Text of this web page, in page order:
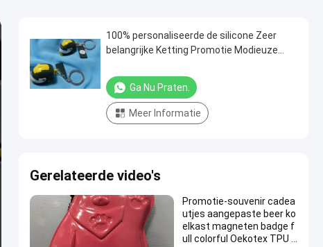
100% personaliseerde de silicone Zeer
belangrijke Ketting Promotie Modieuze
Ga Nu Praten.
Meer Informatie
Gerelateerde video's
Promotie-souvenir cadea
utjes aangepaste beer ko
elkast magneten badge f
ull colorful Oekotex TPU v